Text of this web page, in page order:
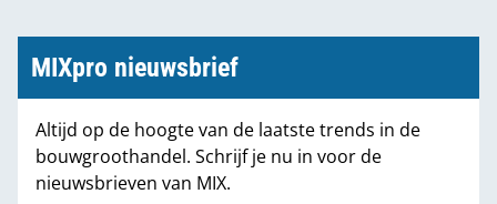
Marktcijfers
Partners
MIXpro nieuwsbrief
Altijd op de hoogte van de laatste trends in de
bouwgroothandel. Schrijf je nu in voor de
nieuwsbrieven van MIX.